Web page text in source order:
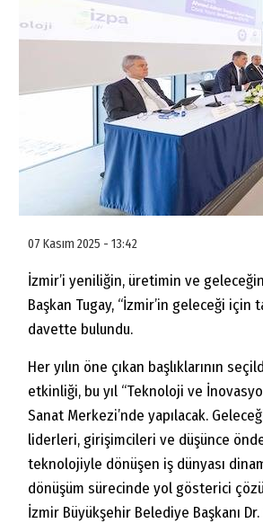
07 Kasım 2025 - 13:42
İzmir’i yeniliğin, üretimin ve
Başkan Tugay, “İzmir’in geleceği
davette bulundu.
Her yılın öne çıkan başlıklarının
etkinliği, bu yıl “Teknoloji ve
Sanat Merkezi’nde yapılacak.
liderleri, girişimcileri ve düşünce
teknolojiyle dönüşen iş dünyası
dönüşüm sürecinde yol gösterici
İzmir Büyükşehir Belediye Başkanı